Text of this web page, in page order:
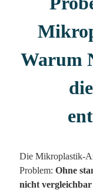
Warum
Die Mikroplastik-
Problem: Ohne
nicht